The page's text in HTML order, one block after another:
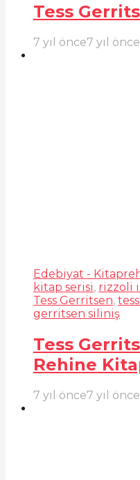
Tess
7 yıl önce7 yıl önce
Edebiyat - Kitap
kitap serisi, rizzoli
Tess Gerritsen,
gerritsen siliniş
Tess
Rehine
7 yıl önce7 yıl önce